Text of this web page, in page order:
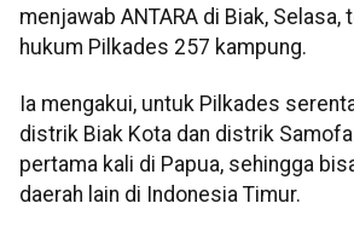
menjawab ANTARA di Biak,
hukum Pilkades 257 kampung.
Ia mengakui, untuk Pilkades
distrik Biak Kota dan distrik
pertama kali di Papua, sehingga
daerah lain di Indonesia Timur.